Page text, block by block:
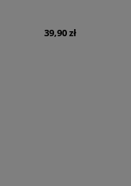
39,90 zł